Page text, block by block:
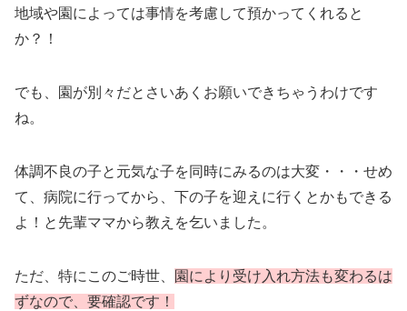
地域や園によっては事情を考慮して預かってくれると
か？！
でも、園が別々だとさいあくお願いできちゃうわけです
ね。
体調不良の子と元気な子を同時にみるのは大変・・・せめ
て、病院に行ってから、下の子を迎えに行くとかもできる
よ！と先輩ママから教えを乞いました。
ただ、特にこのご時世、
園により受け入れ方法も変わるは
ずなので、要確認です！